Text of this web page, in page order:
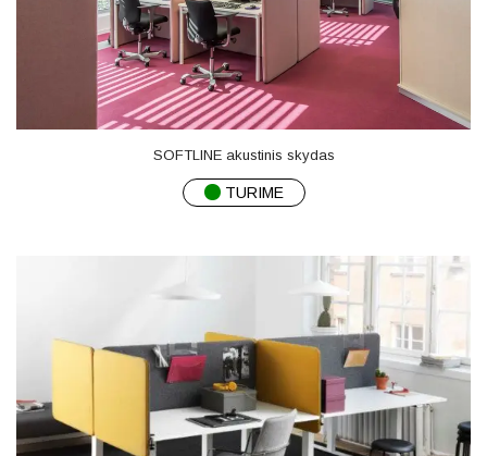
SOFTLINE akustinis skydas
TURIME